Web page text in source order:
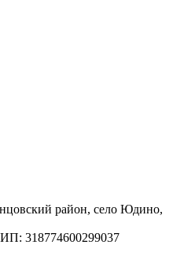
район, село Юдино,
318774600299037